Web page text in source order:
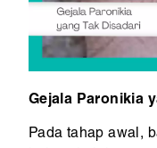
Gejala Paronikia
Pada tahap awal,